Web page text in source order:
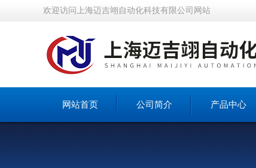
欢迎访问上海迈吉翊自动化科技有限公司网站
网站首页 公司简介 产品中心